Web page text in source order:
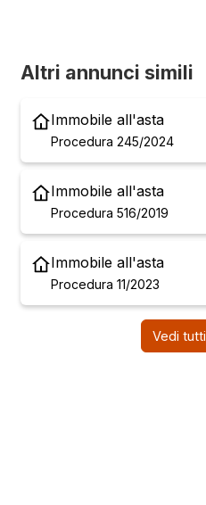
Altri annunci simili
Immobile all'asta
Procedura 245/2024
Immobile all'asta
Procedura 516/2019
Immobile all'asta
Procedura 11/2023
Vedi tutti